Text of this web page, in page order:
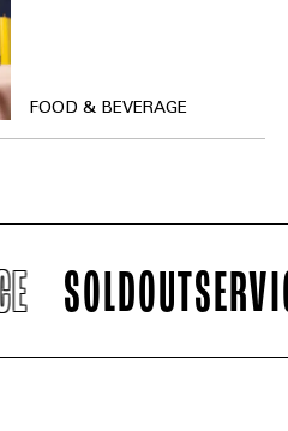
FOOD & BEVERAGE
SOLDOUTSERVICE